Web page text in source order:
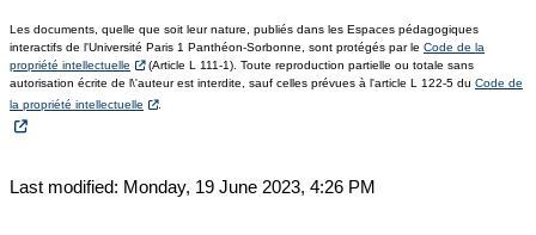
Les documents, quelle que soit leur nature, publiés dans les Espaces pédagogiques
interactifs de l'Université Paris 1 Panthéon-Sorbonne, sont protégés par le Code de la
propriété intellectuelle
(Article L 111-1). Toute reproduction partielle ou totale sans
autorisation écrite de l\'auteur est interdite, sauf celles prévues à l'article L 122-5 du Code de
la propriété intellectuelle
.
Last modified: Monday, 19 June 2023, 4:26 PM